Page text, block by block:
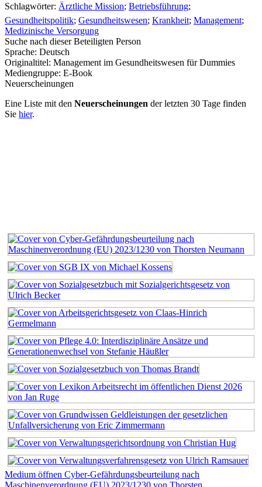
Schlagwörter: Ärztliche Mission; Betriebsführung;
Gesundheitspolitik; Gesundheitswesen; Krankheit; Management;
Medizinische Versorgung
Suche nach dieser Beteiligten Person
Sprache: Deutsch
Originaltitel: Management im Gesundheitswesen für Dummies
Mediengruppe: E-Book
Neuerscheinungen
Eine Liste mit den Neuerscheinungen der letzten 30 Tage finden
Sie hier.
Medium öffnen Cyber-Gefährdungsbeurteilung nach
Maschinenverordnung (EU) 2023/1230 von Thorsten